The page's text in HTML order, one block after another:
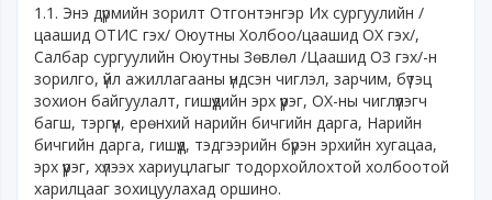
1.1. Энэ дүрмийн зорилт Отгонтэнгэр Их сургуулийн /
цаашид ОТИС гэх/ Оюутны Холбоо/цаашид ОХ гэх/,
Салбар сургуулийн Оюутны Зөвлөл /Цаашид ОЗ гэх/-н
зорилго, үйл ажиллагааны үндсэн чиглэл, зарчим, бүтэц
зохион байгуулалт, гишүүдийн эрх үүрэг, ОХ-ны чиглүүлэгч
багш, тэргүүн, ерөнхий нарийн бичгийн дарга, Нарийн
бичгийн дарга, гишүүд, тэдгээрийн бүрэн эрхийн хугацаа,
эрх үүрэг, хүлээх хариуцлагыг тодорхойлохтой холбоотой
харилцааг зохицуулахад оршино.